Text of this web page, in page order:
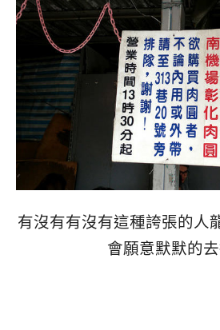
有沒有有沒有這種誇張的人
會願意默默的